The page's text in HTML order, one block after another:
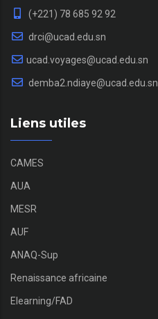
(+221) 78 685 92 92
drci@ucad.edu.sn
ucad.voyages@ucad.edu.sn
demba2.ndiaye@ucad.edu.sn
Liens utiles
CAMES
AUA
MESR
AUF
ANAQ-Sup
Renaissance africaine
Elearning/FAD